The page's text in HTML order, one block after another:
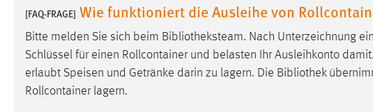
[FAQ-FRAGE] Wie funktioniert die Ausleihe von
Bitte melden Sie sich beim Bibliotheksteam. Nach Unterzeichnung
Schlüssel für einen Rollcontainer und belasten Ihr Ausleihkonto
erlaubt Speisen und Getränke darin zu lagern. Die Bibliothek
Rollcontainer lagern.
MARKETING
Marketing Cookies werden von Drittanbietern
verwendet, um personalisierte Werbung anzuzeigen.
Sie tun dies, indem sie Besucher über Websites